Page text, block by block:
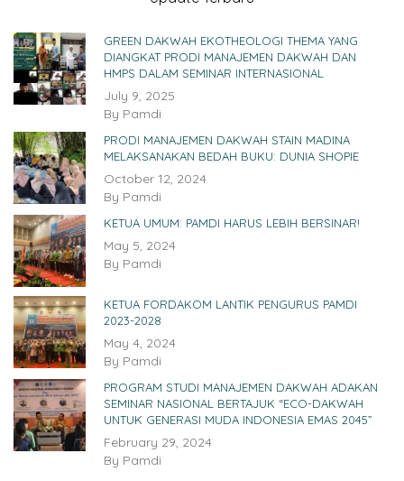
GREEN DAKWAH EKOTHEOLOGI THEMA YANG
DIANGKAT PRODI MANAJEMEN DAKWAH DAN
HMPS DALAM SEMINAR INTERNASIONAL
July 9, 2025
By Pamdi
PRODI MANAJEMEN DAKWAH STAIN MADINA
MELAKSANAKAN BEDAH BUKU: DUNIA SHOPIE
October 12, 2024
By Pamdi
KETUA UMUM: PAMDI HARUS LEBIH BERSINAR!
May 5, 2024
By Pamdi
KETUA FORDAKOM LANTIK PENGURUS PAMDI
2023-2028
May 4, 2024
By Pamdi
PROGRAM STUDI MANAJEMEN DAKWAH ADAKAN
SEMINAR NASIONAL BERTAJUK “ECO-DAKWAH
UNTUK GENERASI MUDA INDONESIA EMAS 2045”
February 29, 2024
By Pamdi